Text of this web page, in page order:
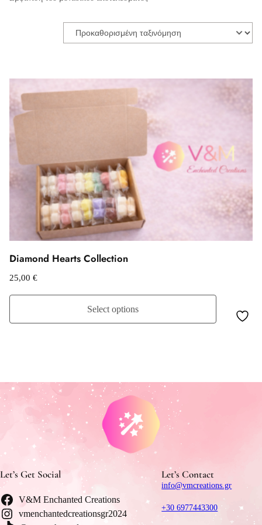
Diamond Hearts Collection
25,00 €
Select options
Let’s Get Social
V&M Enchanted Creations
vmenchantedcreationsgr2024
Let’s Contact
info@vmcreations.gr
+30 6977443300